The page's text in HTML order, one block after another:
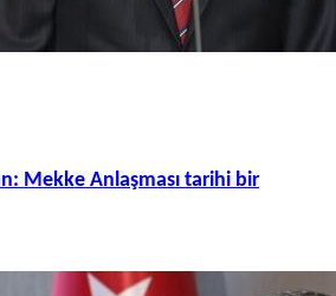
Mekke Anlaşması tarihi bir